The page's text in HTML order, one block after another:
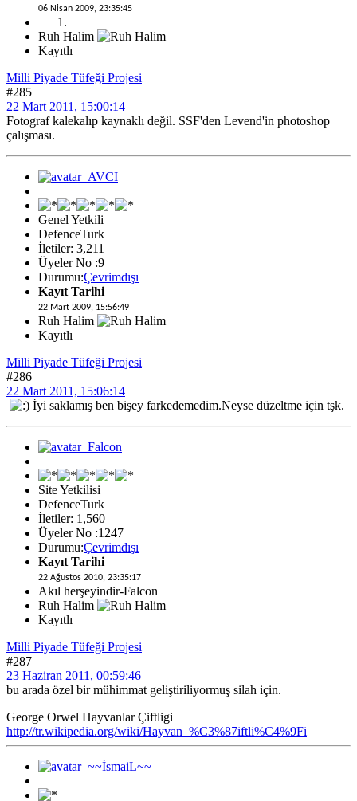
06 Nisan 2009, 23:35:45
Ruh Halim
Kayıtlı
Milli Piyade Tüfeği Projesi
#285
22 Mart 2011, 15:00:14
Fotograf kalekalıp kaynaklı değil. SSF'den Levend'in photoshop
çalışması.
Genel Yetkili
DefenceTurk
İletiler: 3,211
Üyeler No :9
Durumu:Çevrimdışı
Kayıt Tarihi
22 Mart 2009, 15:56:49
Ruh Halim
Kayıtlı
Milli Piyade Tüfeği Projesi
#286
22 Mart 2011, 15:06:14
İyi saklamış ben bişey farkedemedim.Neyse düzeltme için tşk.
Site Yetkilisi
DefenceTurk
İletiler: 1,560
Üyeler No :1247
Durumu:Çevrimdışı
Kayıt Tarihi
22 Ağustos 2010, 23:35:17
Akıl herşeyindir-Falcon
Ruh Halim
Kayıtlı
Milli Piyade Tüfeği Projesi
#287
23 Haziran 2011, 00:59:46
bu arada özel bir mühimmat geliştiriliyormuş silah için.
George Orwel Hayvanlar Çiftligi
http://tr.wikipedia.org/wiki/Hayvan_%C3%87iftli%C4%9Fi